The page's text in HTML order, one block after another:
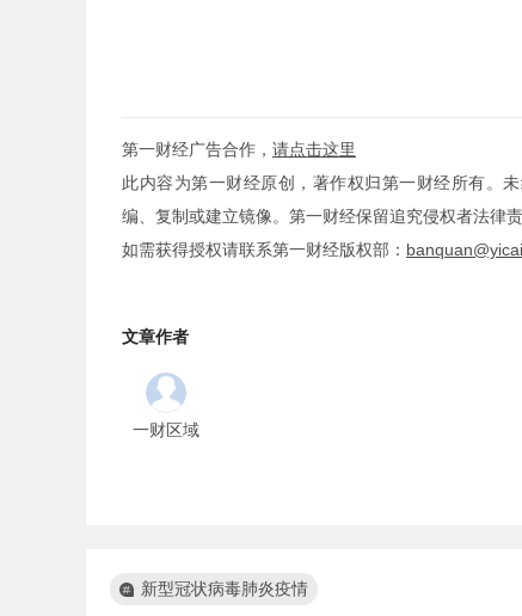
第一财经广告合作， 请点击这里
此内容为第一财经原创，著作权归第一财经所有。
编、复制或建立镜像。第一财经保留追究侵权者法律责
如需获得授权请联系第一财经版权部：
文章作者
一财区域
新型冠状病毒肺炎疫情